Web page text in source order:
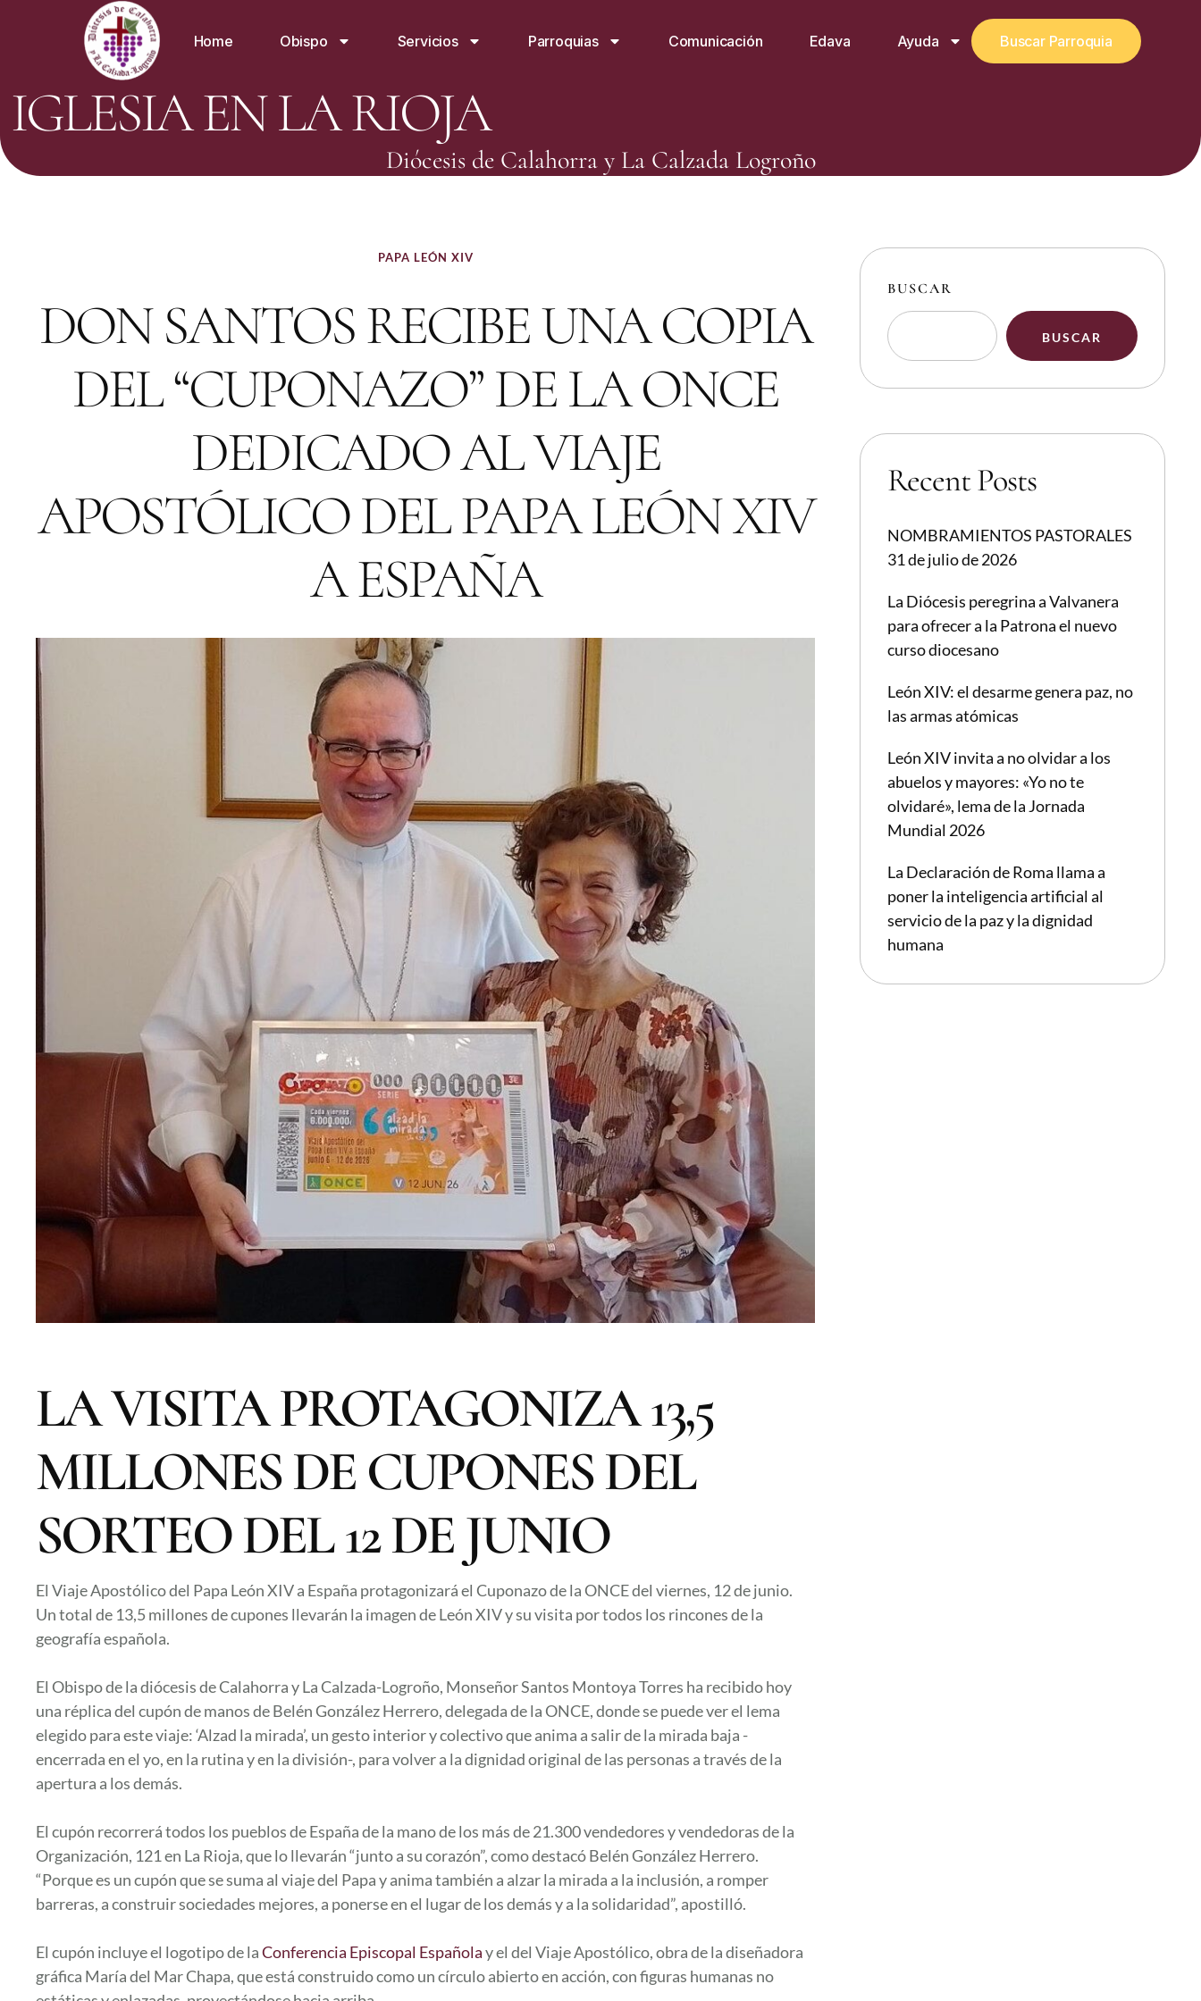
Home Obispo Servicios Parroquias Comunicación Edava Ayuda Buscar Parroquia
IGLESIA EN LA RIOJA
Diócesis de Calahorra y La Calzada Logroño
PAPA LEÓN XIV
DON SANTOS RECIBE UNA COPIA
DEL “CUPONAZO” DE LA ONCE
DEDICADO AL VIAJE
APOSTÓLICO DEL PAPA LEÓN XIV
A ESPAÑA
LA VISITA PROTAGONIZA 13,5
MILLONES DE CUPONES DEL
SORTEO DEL 12 DE JUNIO
El Viaje Apostólico del Papa León XIV a España protagonizará el Cuponazo de la ONCE del viernes, 12 de junio.
Un total de 13,5 millones de cupones llevarán la imagen de León XIV y su visita por todos los rincones de la
geografía española.
El Obispo de la diócesis de Calahorra y La Calzada-Logroño, Monseñor Santos Montoya Torres ha recibido hoy
una réplica del cupón de manos de Belén González Herrero, delegada de la ONCE, donde se puede ver el lema
elegido para este viaje: ‘Alzad la mirada’, un gesto interior y colectivo que anima a salir de la mirada baja -
encerrada en el yo, en la rutina y en la división-, para volver a la dignidad original de las personas a través de la
apertura a los demás.
El cupón recorrerá todos los pueblos de España de la mano de los más de 21.300 vendedores y vendedoras de la
Organización, 121 en La Rioja, que lo llevarán “junto a su corazón”, como destacó Belén González Herrero.
“Porque es un cupón que se suma al viaje del Papa y anima también a alzar la mirada a la inclusión, a romper
barreras, a construir sociedades mejores, a ponerse en el lugar de los demás y a la solidaridad”, apostilló.
El cupón incluye el logotipo de laConferencia Episcopal Españolay el del Viaje Apostólico, obra de la diseñadora
gráfica María del Mar Chapa, que está construido como un círculo abierto en acción, con figuras humanas no
BUSCAR
BUSCAR
Recent Posts
NOMBRAMIENTOS PASTORALES
31 de julio de 2026
La Diócesis peregrina a Valvanera
para ofrecer a la Patrona el nuevo
curso diocesano
León XIV: el desarme genera paz, no
las armas atómicas
León XIV invita a no olvidar a los
abuelos y mayores: «Yo no te
olvidaré», lema de la Jornada
Mundial 2026
La Declaración de Roma llama a
poner la inteligencia artificial al
servicio de la paz y la dignidad
humana